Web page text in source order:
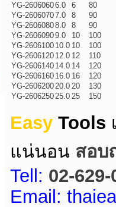
YG-26060606.0 6
80
YG-26060707.0 8
90
YG-26060808.0 8
90
YG-26060909.0 10
100
YG-2606100 10.0 10
100
YG-2606120 12.0 12
110
YG-2606140 14.0 14
120
YG-2606160 16.0 16
120
YG-260620020.0 20
130
YG-260625025.0 25 150
Easy Tools
แน่นอน สอบ
Tell: 02-629-
Email: